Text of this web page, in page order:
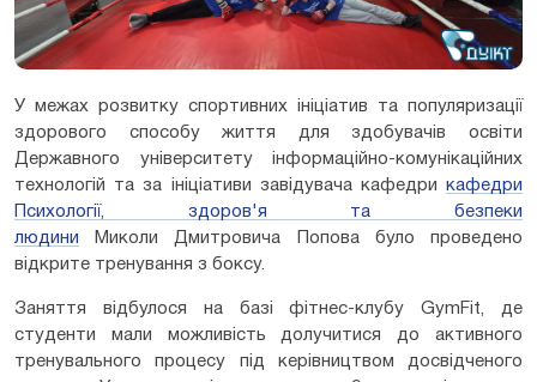
У межах розвитку спортивних ініціатив та популяризації
здорового способу життя для здобувачів освіти
Державного університету інформаційно-комунікаційних
технологій та за ініціативи завідувача кафедри кафедри
Психології, здоров'я та безпеки
людини Миколи Дмитровича Попова було проведено
відкрите тренування з боксу.
Заняття відбулося на базі фітнес-клубу GymFit, де
студенти мали можливість долучитися до активного
тренувального процесу під керівництвом досвідченого